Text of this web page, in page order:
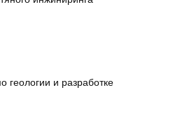
геологии и разработке